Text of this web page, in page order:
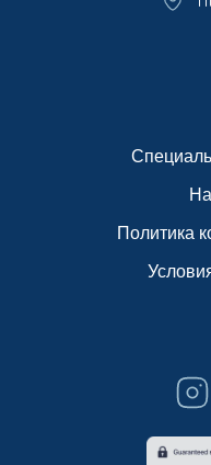
Политика